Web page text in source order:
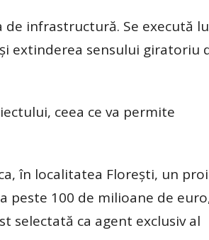
infrastructură. Se execută
extinderea sensului giratoriu
ceea ce va permite
în localitatea Florești, un
peste 100 de milioane de
selectată ca agent exclusiv al